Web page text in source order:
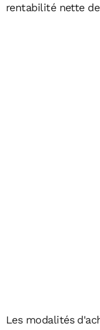
rentabilité nette
Les modalités